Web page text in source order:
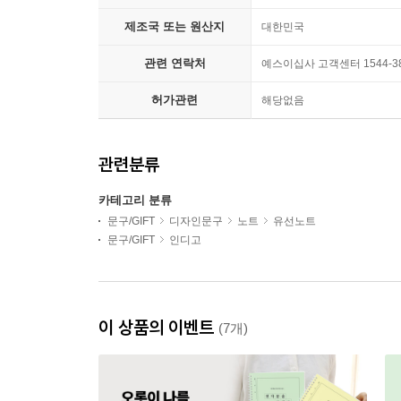
제조국 또는 원산지 대한민국
관련 연락처 예스이십사 고객센터 1544-
허가관련 해당없음
관련분류
카테고리 분류
문구/GIFT 디자인문구 노트
유선노트
문구/GIFT
인디고
이 상품의 이벤트 (7개)